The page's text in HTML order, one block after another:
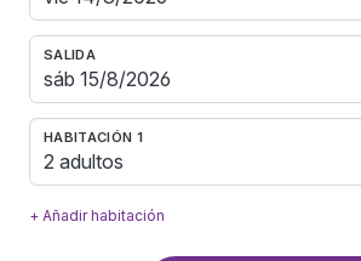
SALIDA
HABITACIÓN 1
2 adultos
+ Añadir habitación